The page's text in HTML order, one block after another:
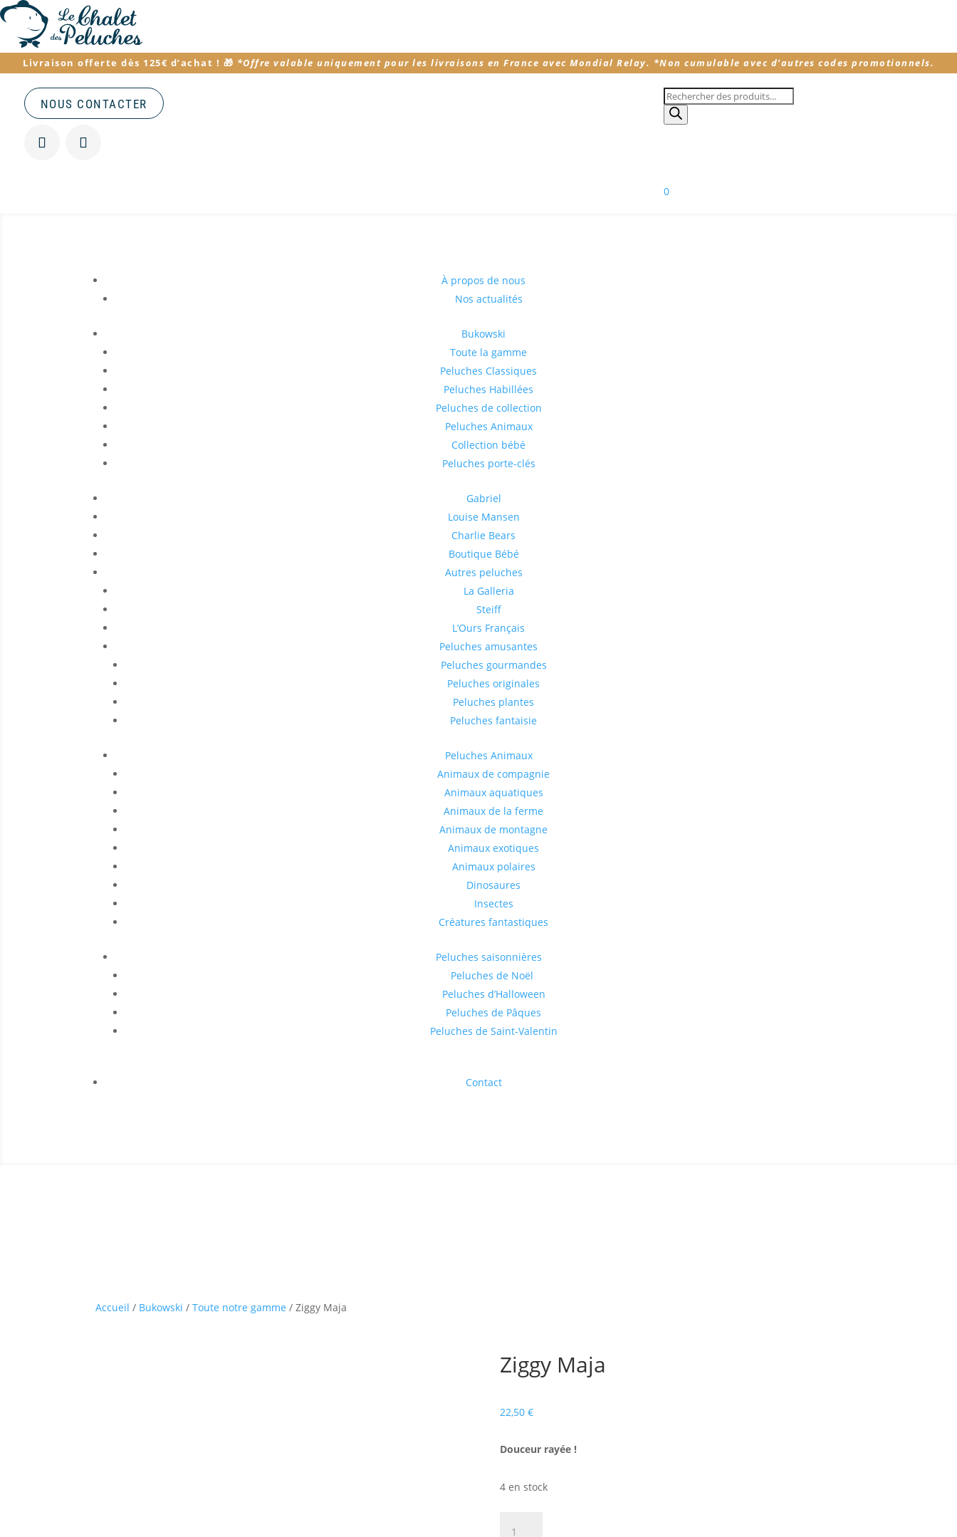
Livraison offerte dès 125€ d’achat ! 🎁 *Offre valable uniquement pour les livraisons en France avec Mondial Relay. *Non cumulable avec d’autres codes promotionnels.
NOUS CONTACTER
Recherche
de
produits
0
À propos de nous
Nos actualités
Bukowski
Toute la gamme
Peluches Classiques
Peluches Habillées
Peluches de collection
Peluches Animaux
Collection bébé
Peluches porte-clés
Gabriel
Louise Mansen
Charlie Bears
Boutique Bébé
Autres peluches
La Galleria
Steiff
L’Ours Français
Peluches amusantes
Peluches gourmandes
Peluches originales
Peluches plantes
Peluches fantaisie
Peluches Animaux
Animaux de compagnie
Animaux aquatiques
Animaux de la ferme
Animaux de montagne
Animaux exotiques
Animaux polaires
Dinosaures
Insectes
Créatures fantastiques
Peluches saisonnières
Peluches de Noël
Peluches d’Halloween
Peluches de Pâques
Peluches de Saint-Valentin
Contact
Accueil / Bukowski /Toute notre gamme / Ziggy Maja
Ziggy Maja
22,50 €
Douceur rayée !
4 en stock